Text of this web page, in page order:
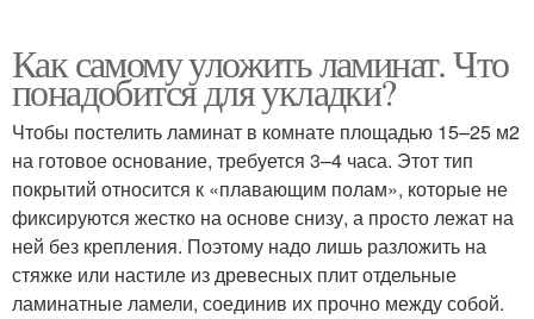
Как самому уложить ламинат. Что
понадобится для укладки?
Чтобы постелить ламинат в комнате площадью 15–25 м2
на готовое основание, требуется 3–4 часа. Этот тип
покрытий относится к «плавающим полам», которые не
фиксируются жестко на основе снизу, а просто лежат на
ней без крепления. Поэтому надо лишь разложить на
стяжке или настиле из древесных плит отдельные
ламинатные ламели, соединив их прочно между собой.